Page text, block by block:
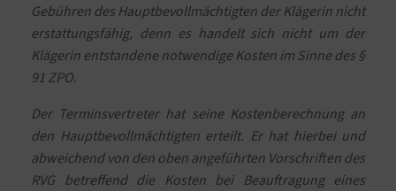
Gebühren des Hauptbevollmächtigten der Klägerin nicht
erstattungsfähig, denn es handelt sich nicht um der
Klägerin entstandene notwendige Kosten im Sinne des §
91 ZPO.
Der Terminsvertreter hat seine Kostenberechnung an
den Hauptbevollmächtigten erteilt. Er hat hierbei und
abweichend von den oben angeführten Vorschriften des
RVG betreffend die Kosten bei Beauftragung eines